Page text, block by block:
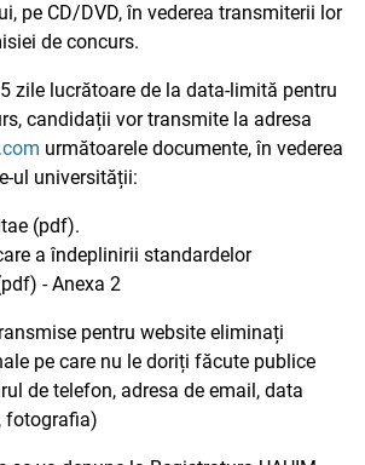
pe CD/DVD, în vederea transmiterii lor
de concurs.
zile lucrătoare de la data-limită pentru
candidații vor transmite la adresa
următoarele documente, în vederea
ul universității:
(pdf).
a îndeplinirii standardelor
- Anexa 2
pentru website eliminați
pe care nu le doriți făcute publice
de telefon, adresa de email, data
fotografia)